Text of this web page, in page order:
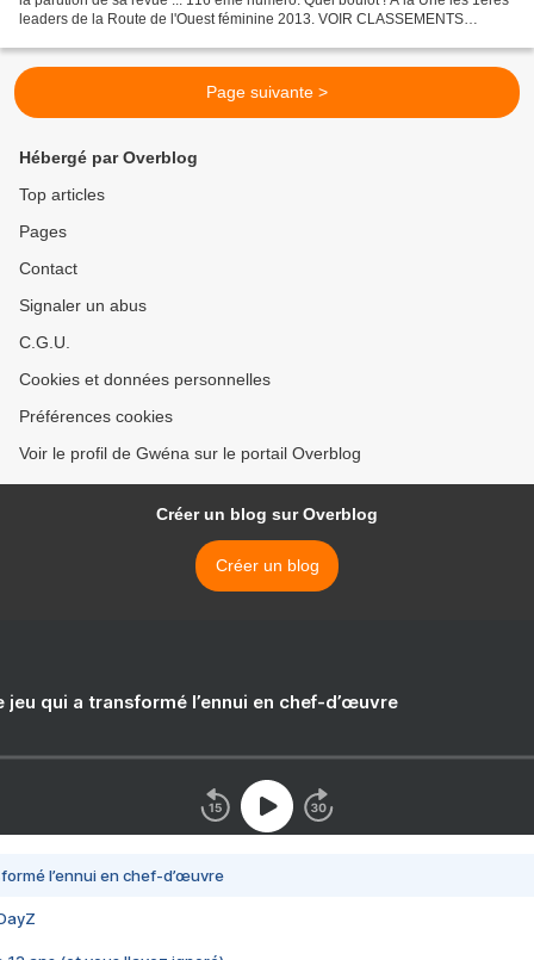
leaders de la Route de l'Ouest féminine 2013. VOIR CLASSEMENTS
Page suivante >
Hébergé par Overblog
Top articles
Pages
Contact
Signaler un abus
C.G.U.
Cookies et données personnelles
Préférences cookies
Voir le profil de Gwéna sur le portail Overblog
Créer un blog sur Overblog
Créer un blog
jeu qui a transformé l’ennui en chef-d’œuvre
l’ennui en chef-d’œuvre